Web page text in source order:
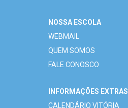
NOSSA ESCOLA
WEBMAIL
QUEM SOMOS
FALE CONOSCO
INFORMAÇÕES EXTRAS
CALENDÁRIO VITÓRIA